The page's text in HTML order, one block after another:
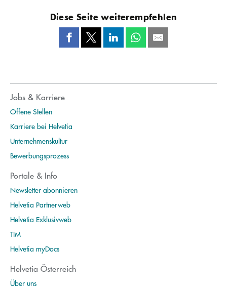
Diese Seite weiterempfehlen
Jobs & Karriere
Offene Stellen
Karriere bei Helvetia
Unternehmenskultur
Bewerbungsprozess
Portale & Info
Newsletter abonnieren
Helvetia Partnerweb
Helvetia Exklusivweb
TIM
Helvetia myDocs
Helvetia Österreich
Über uns